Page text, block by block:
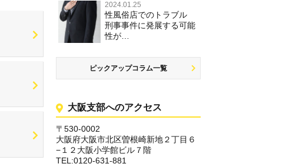
2024.01.25
性風俗店でのトラブル
刑事事件に発展する可能
性が…
ピックアップコラム一覧
大阪支部へのアクセス
〒530-0002
大阪府大阪市北区曽根崎新地２丁目６
−１２大阪小学館ビル７階
TEL:0120-631-881